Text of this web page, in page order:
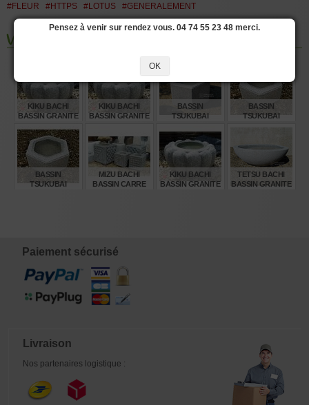
#FLEUR
#HTTPS #LOTUS #GENERALEMENT
Vous aimerez aussi les produits suivants
KIKU BACHI
BASSIN GRANITE
375,00€
KIKU BACHI
BASSIN GRANITE
285,00€
BASSIN
TSUKUBAI
GRANITE Ø 55 CM
380,00€
BASSIN
TSUKUBAI
BASSIN
TSUKUBAI
MIZU BACHI
BASSIN CARRE
KIKU BACHI
BASSIN GRANITE
TETSU BACHI
BASSIN GRANITE
Paiement sécurisé
Livraison
Nos partenaires logistique :
Pensez à venir sur rendez vous. 04 74 55 23 48 merci.
OK